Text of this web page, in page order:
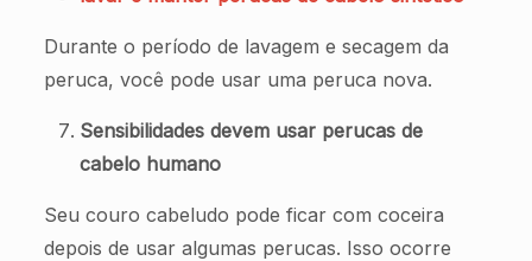
Durante o período de lavagem e secagem da
peruca, você pode usar uma peruca nova.
Sensibilidades devem usar perucas de
cabelo humano
Seu couro cabeludo pode ficar com coceira
depois de usar algumas perucas. Isso ocorre